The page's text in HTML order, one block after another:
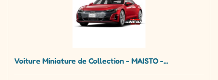
Voiture Miniature de Collection - MAISTO -...